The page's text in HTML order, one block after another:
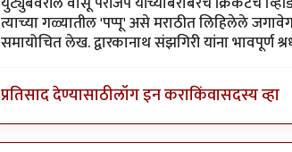
त्याच्या गळ्यातील 'पप्पू' असे मराठीत लिहिलेले
समायोचित लेख. द्वारकानाथ संझगिरी यांना भावपूर्ण
प्रतिसाद देण्यासाठीलॉग इन कराकिंवासदस्य व्हा